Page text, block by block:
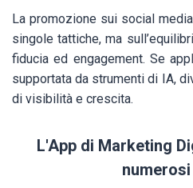
La promozione sui social
singole tattiche, ma
fiducia ed engagement. Se
supportata da strumenti di IA,
di visibilità e crescita.
L'App di Marketing